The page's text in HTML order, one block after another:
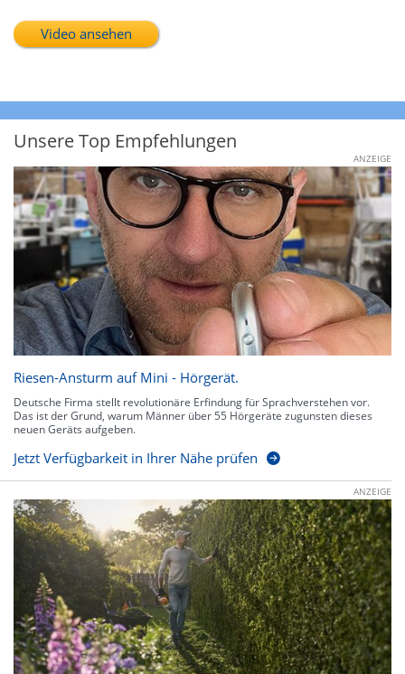
Video ansehen
Unsere Top Empfehlungen
ANZEIGE
Riesen-Ansturm auf Mini - Hörgerät.
Deutsche Firma stellt revolutionäre Erfindung für Sprachverstehen vor.
Das ist der Grund, warum Männer über 55 Hörgeräte zugunsten dieses
neuen Geräts aufgeben.
Jetzt Verfügbarkeit in Ihrer Nähe prüfen
ANZEIGE